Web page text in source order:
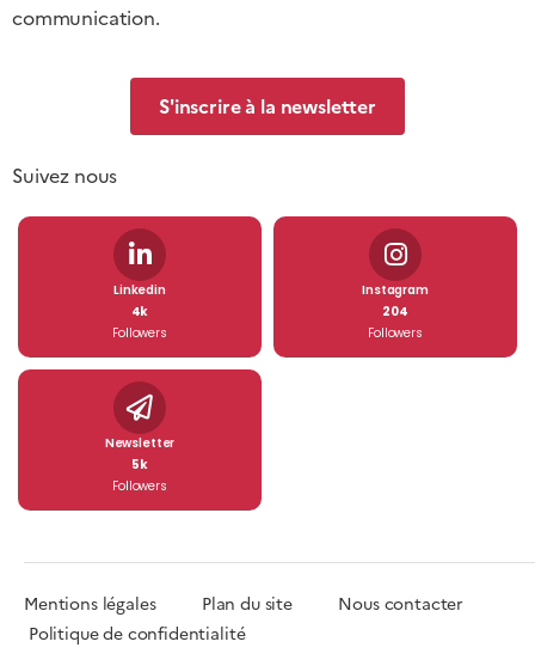
communication.
S'inscrire à la newsletter
Suivez nous
Linkedin
4k
Followers
Instagram
204
Followers
Newsletter
5k
Followers
Mentions légales Plan du site Nous contacter
Politique de confidentialité